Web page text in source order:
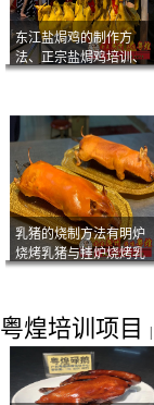
东江盐焗鸡的制作方
法、正宗盐焗鸡培训、
乳猪的烧制方法有明炉
烧烤乳猪与挂炉烧烤乳
粤煌培训项目